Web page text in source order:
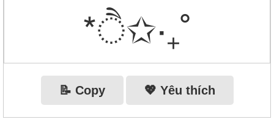
*ੈ✩‧₊˚
📝 Copy 💖 Yêu thích